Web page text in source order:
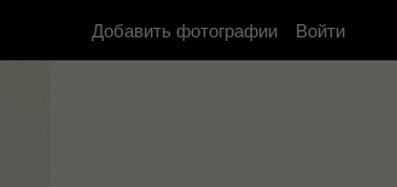
Добавить фотографии Войти